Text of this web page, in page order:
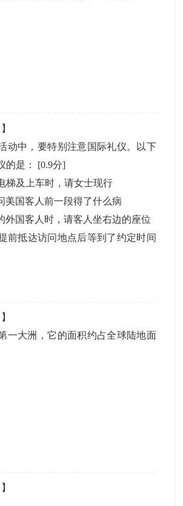
】
动中，要特别注意国际礼仪。以下
的是： [0.9分]
梯及上车时，请女士现行
美国客人前一段得了什么病
外国客人时，请客人坐右边的座位
前抵达访问地点后等到了约定时间
】
一大洲，它的面积约占全球陆地面
】